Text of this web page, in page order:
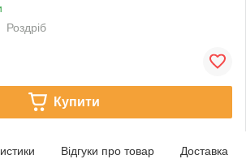
Роздріб
Купити
Відгуки про товар Доставка